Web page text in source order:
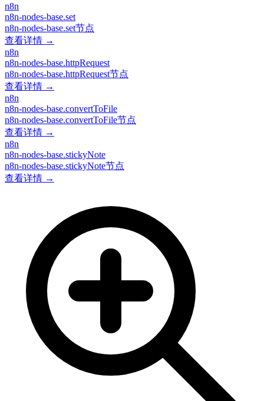
n8n
n8n-nodes-base.set
n8n-nodes-base.set节点
查看详情 →
n8n
n8n-nodes-base.httpRequest
n8n-nodes-base.httpRequest节点
查看详情 →
n8n
n8n-nodes-base.convertToFile
n8n-nodes-base.convertToFile节点
查看详情 →
n8n
n8n-nodes-base.stickyNote
n8n-nodes-base.stickyNote节点
查看详情 →